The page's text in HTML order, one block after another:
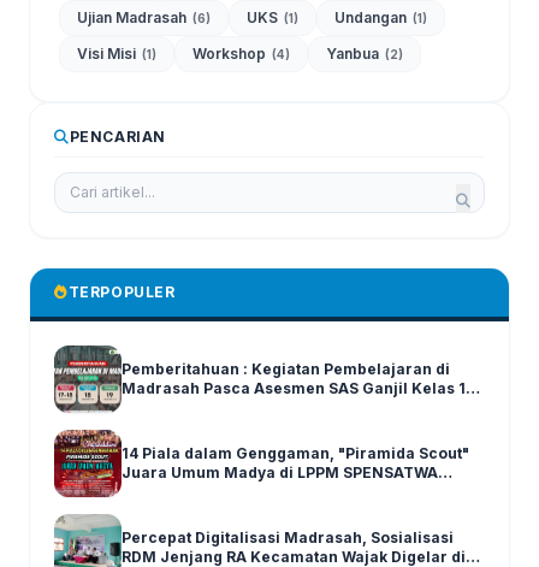
Ujian Madrasah (6) UKS (1) Undangan (1)
Visi Misi (1) Workshop (4) Yanbua (2)
PENCARIAN
TERPOPULER
Pemberitahuan : Kegiatan Pembelajaran di
Madrasah Pasca Asesmen SAS Ganjil Kelas 1-6
14 Piala dalam Genggaman, "Piramida Scout"
Juara Umum Madya di LPPM SPENSATWA
Percepat Digitalisasi Madrasah, Sosialisasi
RDM Jenjang RA Kecamatan Wajak Digelar di